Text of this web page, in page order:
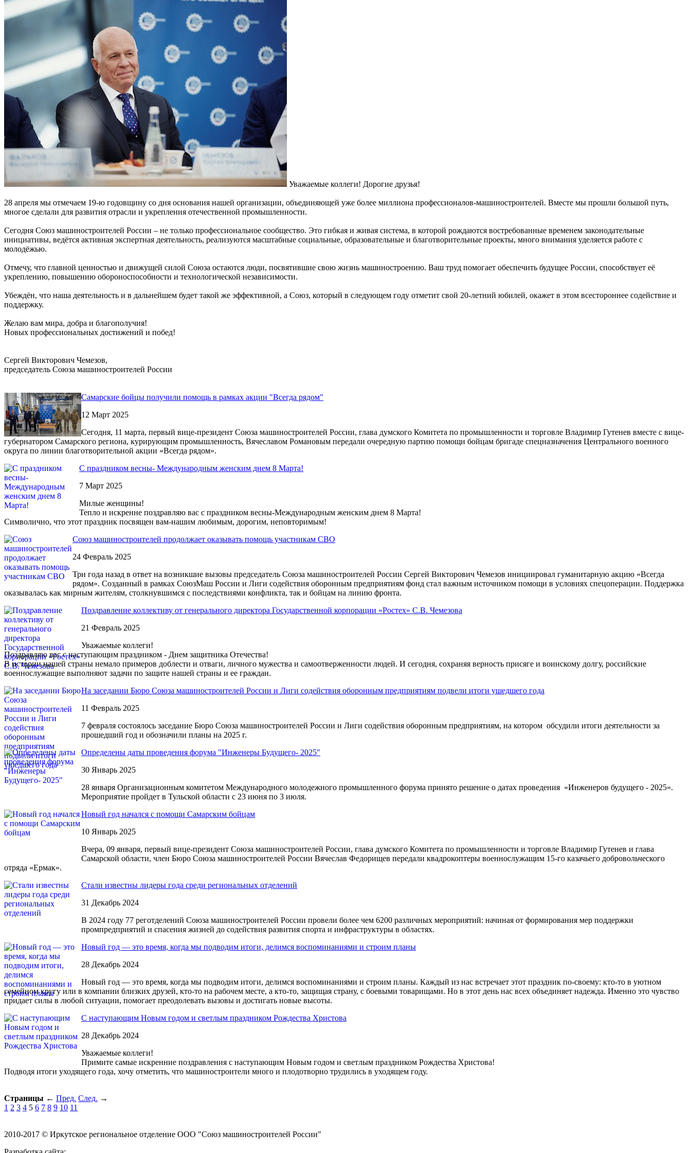
Уважаемые коллеги! Дорогие друзья!
28 апреля мы отмечаем 19-ю годовщину со дня основания нашей организации, объединяющей уже более миллиона профессионалов-машиностроителей. Вместе мы прошли большой путь,
многое сделали для развития отрасли и укрепления отечественной промышленности.
Сегодня Союз машиностроителей России – не только профессиональное сообщество. Это гибкая и живая система, в которой рождаются востребованные временем законодательные
инициативы, ведётся активная экспертная деятельность, реализуются масштабные социальные, образовательные и благотворительные проекты, много внимания уделяется работе с
молодёжью.
Отмечу, что главной ценностью и движущей силой Союза остаются люди, посвятившие свою жизнь машиностроению. Ваш труд помогает обеспечить будущее России, способствует её
укреплению, повышению обороноспособности и технологической независимости.
Убеждён, что наша деятельность и в дальнейшем будет такой же эффективной, а Союз, который в следующем году отметит свой 20-летний юбилей, окажет в этом всестороннее содействие и
поддержку.
Желаю вам мира, добра и благополучия!
Новых профессиональных достижений и побед!
Сергей Викторович Чемезов,
председатель Союза машиностроителей России
Самарские бойцы получили помощь в рамках акции "Всегда рядом"
12 Март 2025
Сегодня, 11 марта, первый вице-президент Союза машиностроителей России, глава думского Комитета по промышленности и торговле Владимир Гутенев вместе с вице-
губернатором Самарского региона, курирующим промышленность, Вячеславом Романовым передали очередную партию помощи бойцам бригаде спецназначения Центрального военного
округа по линии благотворительной акции «Всегда рядом».
С праздником весны- Международным женским днем 8 Марта!
7 Март 2025
Милые женщины!
Тепло и искренне поздравляю вас с праздником весны-Международным женским днем 8 Марта!
Символично, что этот праздник посвящен вам-нашим любимым, дорогим, неповторимым!
Союз машиностроителей продолжает оказывать помощь участникам СВО
24 Февраль 2025
Три года назад в ответ на возникшие вызовы председатель Союза машиностроителей России Сергей Викторович Чемезов инициировал гуманитарную акцию «Всегда
рядом». Созданный в рамках СоюзМаш России и Лиги содействия оборонным предприятиям фонд стал важным источником помощи в условиях спецоперации. Поддержка
оказывалась как мирным жителям, столкнувшимся с последствиями конфликта, так и бойцам на линию фронта.
Поздравление коллективу от генерального директора Государственной корпорации «Ростех» С.В. Чемезова
21 Февраль 2025
Уважаемые коллеги!
Поздравляю вас с наступающим праздником - Днем защитника Отечества!
В истории нашей страны немало примеров доблести и отваги, личного мужества и самоотверженности людей. И сегодня, сохраняя верность присяге и воинскому долгу, российские
военнослужащие выполняют задачи по защите нашей страны и ее граждан.
На заседании Бюро Союза машиностроителей России и Лиги содействия оборонным предприятиям подвели итоги ушедшего года
11 Февраль 2025
7 февраля состоялось заседание Бюро Союза машиностроителей России и Лиги содействия оборонным предприятиям, на котором обсудили итоги деятельности за
прошедший год и обозначили планы на 2025 г.
Определены даты проведения форума "Инженеры Будущего- 2025"
30 Январь 2025
28 января Организационным комитетом Международного молодежного промышленного форума принято решение о датах проведения «Инженеров будущего - 2025».
Мероприятие пройдет в Тульской области с 23 июня по 3 июля.
Новый год начался с помощи Самарским бойцам
10 Январь 2025
Вчера, 09 января, первый вице-президент Союза машиностроителей России, глава думского Комитета по промышленности и торговле Владимир Гутенев и глава
Самарской области, член Бюро Союза машиностроителей России Вячеслав Федорищев передали квадрокоптеры военнослужащим 15-го казачьего добровольческого
отряда «Ермак».
Стали известны лидеры года среди региональных отделений
31 Декабрь 2024
В 2024 году 77 реготделений Союза машиностроителей России провели более чем 6200 различных мероприятий: начиная от формирования мер поддержки
промпредприятий и спасения жизней до содействия развития спорта и инфраструктуры в областях.
Новый год — это время, когда мы подводим итоги, делимся воспоминаниями и строим планы
28 Декабрь 2024
Новый год — это время, когда мы подводим итоги, делимся воспоминаниями и строим планы. Каждый из нас встречает этот праздник по-своему: кто-то в уютном
семейном кругу или в компании близких друзей, кто-то на рабочем месте, а кто-то, защищая страну, с боевыми товарищами. Но в этот день нас всех объединяет надежда. Именно это чувство
придает силы в любой ситуации, помогает преодолевать вызовы и достигать новые высоты.
С наступающим Новым годом и светлым праздником Рождества Христова
28 Декабрь 2024
Уважаемые коллеги!
Примите самые искренние поздравления с наступающим Новым годом и светлым праздником Рождества Христова!
Подводя итоги уходящего года, хочу отметить, что машиностроители много и плодотворно трудились в уходящем году.
Страницы ← Пред. След. →
1 2 3 4 5 6 7 8 9 10 11
2010-2017 © Иркутское региональное отделение ООО "Союз машиностроителей России"